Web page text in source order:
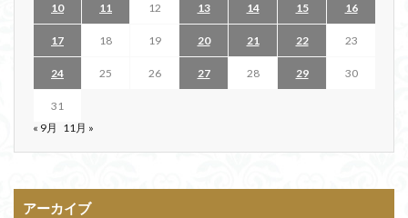
10 11 12 13 14 15 16
17 18 19 20 21 22 23
24 25 26 27 28 29 30
31
« 9月 11月 »
アーカイブ